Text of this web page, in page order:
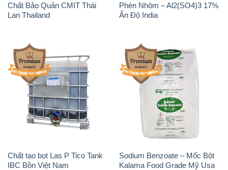
Chất Bảo Quản CMIT Thái
Lan Thailand
Phèn Nhôm – Al2(SO4)3 17%
Ấn Độ India
Chất tạo bọt Las P Tico Tank
IBC Bồn Việt Nam
Sodium Benzoate – Mốc Bột
Kalama Food Grade Mỹ Usa